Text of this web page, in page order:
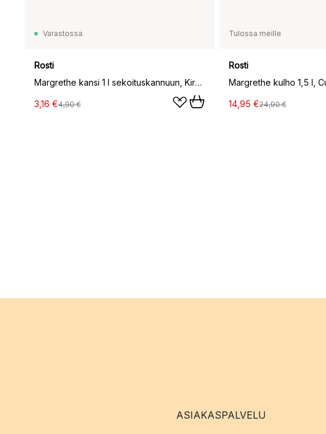
Varastossa
Rosti
Margrethe kansi 1 l sekoituskannuun, Kirkas
3,16 €4,90 €
Tulossa meille
Rosti
Margrethe kulho 1,5 l,
14,95 €24,90 €
ASIAKASPALVELU